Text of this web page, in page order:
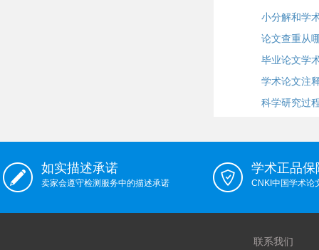
小分解和学
论文查重从
毕业论文学
学术论文注
科学研究过
如实描述承诺
卖家会遵守检测服务中的描述承诺
学术正品保
CNKI中国学术论
联系我们